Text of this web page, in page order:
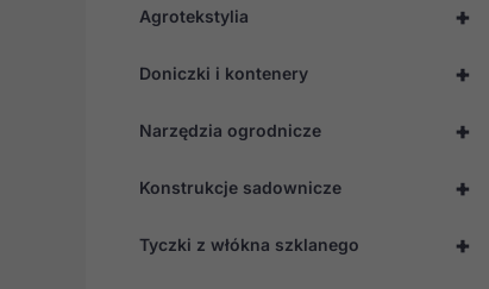
+
Agrotekstylia
+
Doniczki i kontenery
+
Narzędzia ogrodnicze
+
Konstrukcje sadownicze
+
Tyczki z włókna szklanego